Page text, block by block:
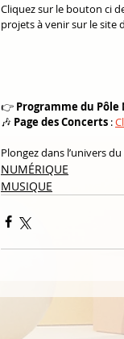
Cliquez sur le bouton ci
projets à venir sur le site
👉 Programme du
🎶 Page des Concerts :
Plongez dans l’univers du
NUMÉRIQUE
MUSIQUE